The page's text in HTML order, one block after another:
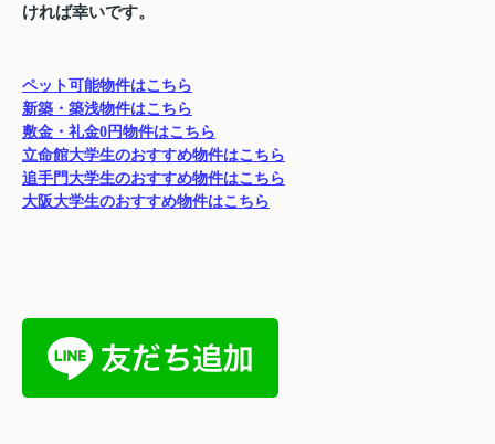
ければ幸いです。
ペット可能物件はこちら
新築・築浅物件はこちら
敷金・礼金0円物件はこちら
立命館大学生のおすすめ物件はこちら
追手門大学生のおすすめ物件はこちら
大阪大学生のおすすめ物件はこちら